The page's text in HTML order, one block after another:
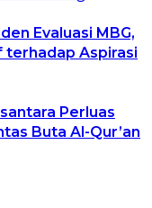
Evaluasi MBG,
terhadap Aspirasi
Perluas
Buta Al-Qur’an